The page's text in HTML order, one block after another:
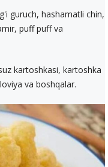
guruch, hashamatli chin,
puff puff va
kartoshkasi, kartoshka
va boshqalar.